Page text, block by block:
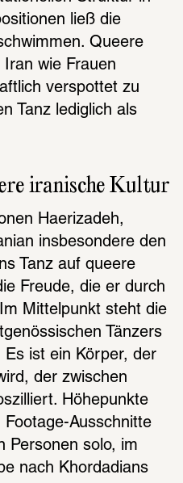
ließ die
Queere
Iran wie Frauen
verspottet zu
Tanz lediglich als
iranische Kultur
Haerizadeh,
insbesondere den
Tanz auf queere
Freude, die er durch
Mittelpunkt steht die
Tänzers
ist ein Körper, der
der zwischen
Höhepunkte
Ausschnitte
Personen solo, im
nach Khordadians